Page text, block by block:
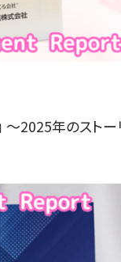
〜2025年のスト